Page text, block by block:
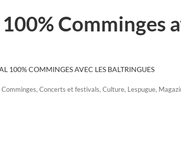
Comminges
100% COMMINGES AVEC LES BALTRINGUES
, Concerts et festivals, Culture, Lespugue,